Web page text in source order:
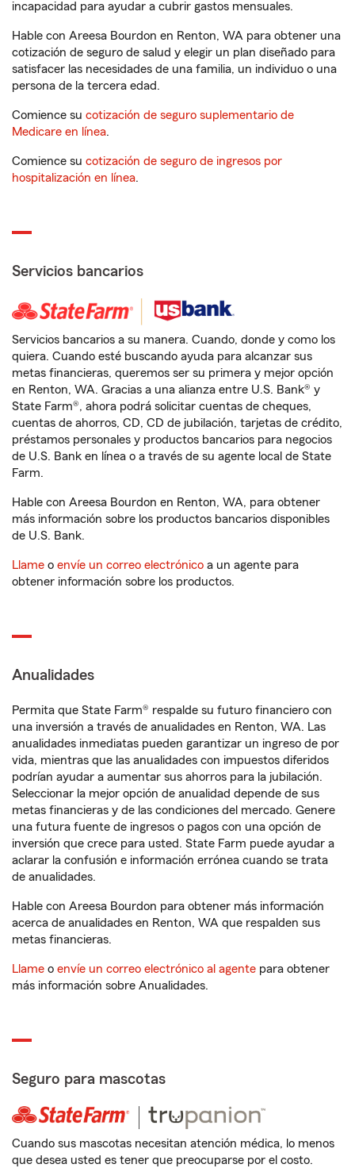
incapacidad para ayudar a cubrir gastos mensuales.
Hable con Areesa Bourdon en Renton, WA para obtener una
cotización de seguro de salud y elegir un plan diseñado para
satisfacer las necesidades de una familia, un individuo o una
persona de la tercera edad.
Comience su cotización de seguro suplementario de
Medicare en línea.
Comience su cotización de seguro de ingresos por
hospitalización en línea.
Servicios bancarios
Servicios bancarios a su manera. Cuando, donde y como los
quiera. Cuando esté buscando ayuda para alcanzar sus
metas financieras, queremos ser su primera y mejor opción
en Renton, WA. Gracias a una alianza entre U.S. Bank® y
State Farm®, ahora podrá solicitar cuentas de cheques,
cuentas de ahorros, CD, CD de jubilación, tarjetas de crédito,
préstamos personales y productos bancarios para negocios
de U.S. Bank en línea o a través de su agente local de State
Farm.
Hable con Areesa Bourdon en Renton, WA, para obtener
más información sobre los productos bancarios disponibles
de U.S. Bank.
Llame o envíe un correo electrónico a un agente para
obtener información sobre los productos.
Anualidades
Permita que State Farm® respalde su futuro financiero con
una inversión a través de anualidades en Renton, WA. Las
anualidades inmediatas pueden garantizar un ingreso de por
vida, mientras que las anualidades con impuestos diferidos
podrían ayudar a aumentar sus ahorros para la jubilación.
Seleccionar la mejor opción de anualidad depende de sus
metas financieras y de las condiciones del mercado. Genere
una futura fuente de ingresos o pagos con una opción de
inversión que crece para usted. State Farm puede ayudar a
aclarar la confusión e información errónea cuando se trata
de anualidades.
Hable con Areesa Bourdon para obtener más información
acerca de anualidades en Renton, WA que respalden sus
metas financieras.
Llame o envíe un correo electrónico al agente para obtener
más información sobre Anualidades.
Seguro para mascotas
Cuando sus mascotas necesitan atención médica, lo menos
que desea usted es tener que preocuparse por el costo.